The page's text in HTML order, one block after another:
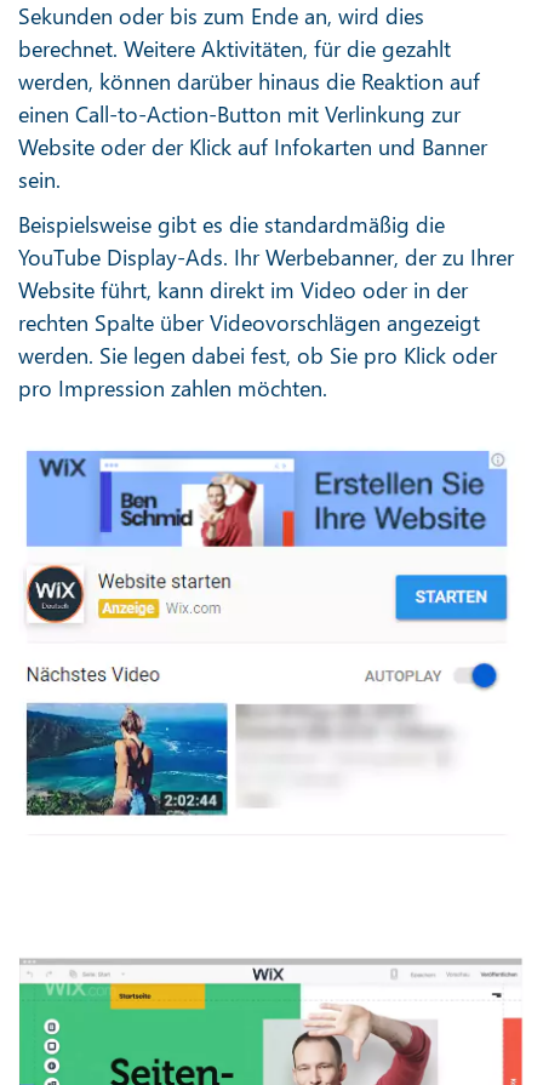
Sekunden oder bis zum Ende an, wird dies
berechnet. Weitere Aktivitäten, für die gezahlt
werden, können darüber hinaus die Reaktion auf
einen Call-to-Action-Button mit Verlinkung zur
Website oder der Klick auf Infokarten und Banner
sein.
Beispielsweise gibt es die standardmäßig die
YouTube Display-Ads. Ihr Werbebanner, der zu Ihrer
Website führt, kann direkt im Video oder in der
rechten Spalte über Videovorschlägen angezeigt
werden. Sie legen dabei fest, ob Sie pro Klick oder
pro Impression zahlen möchten.